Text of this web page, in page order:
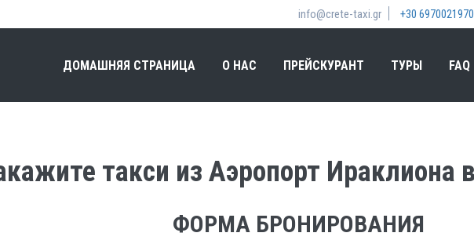
info@crete-taxi.gr +30 6970021970
ДОМАШНЯЯ СТРАНИЦА О НАС ПРЕЙСКУРАНТ ТУРЫ FAQ
такси из Аэропорт Ираклиона
ФОРМА БРОНИРОВАНИЯ